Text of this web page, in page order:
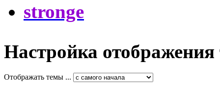
stronge
Настройка отображения
Отображать темы ...